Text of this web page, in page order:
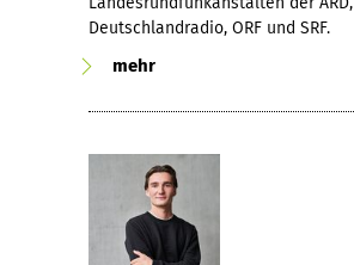
Deutschlandradio, ORF und SRF.
mehr